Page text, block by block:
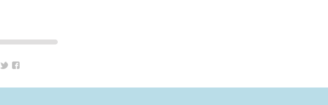
Twitter
Facebook